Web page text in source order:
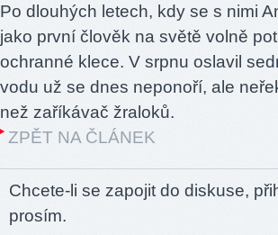
Po dlouhých letech, kdy se s nimi
jako první člověk na světě volně
ochranné klece. V srpnu oslavil
vodu už se dnes neponoří, ale
než zaříkávač žraloků.
ZPĚT NA ČLÁNEK
Chcete-li se zapojit do diskuse,
prosím.